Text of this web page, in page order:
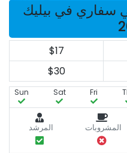
سفاري في بيليك
$17
$30
Fri
Sat
Sun
المشروبات المرشد